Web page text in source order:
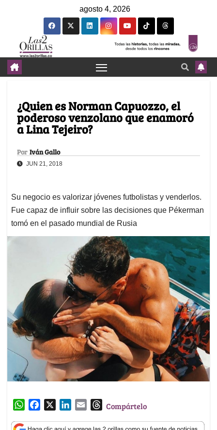
agosto 4, 2026
¿Quien es Norman Capuozzo, el
poderoso venzolano que enamoró
a Lina Tejeiro?
Por Iván Gallo
JUN 21, 2018
Su negocio es valorizar jóvenes futbolistas y venderlos.
Fue capaz de influir sobre las decisiones que Pékerman
tomó en el pasado mundial de Rusia
W
a
c
n
a
T
r
Compártelo